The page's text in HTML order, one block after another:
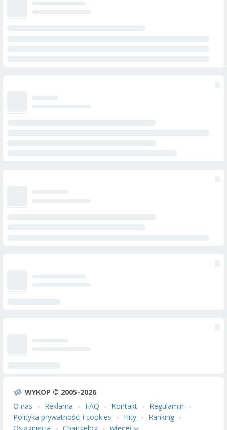
WYKOP © 2005-2026
O nas
Reklama FAQ Kontakt
Regulamin
Polityka prywatności i cookies
Hity
Ranking